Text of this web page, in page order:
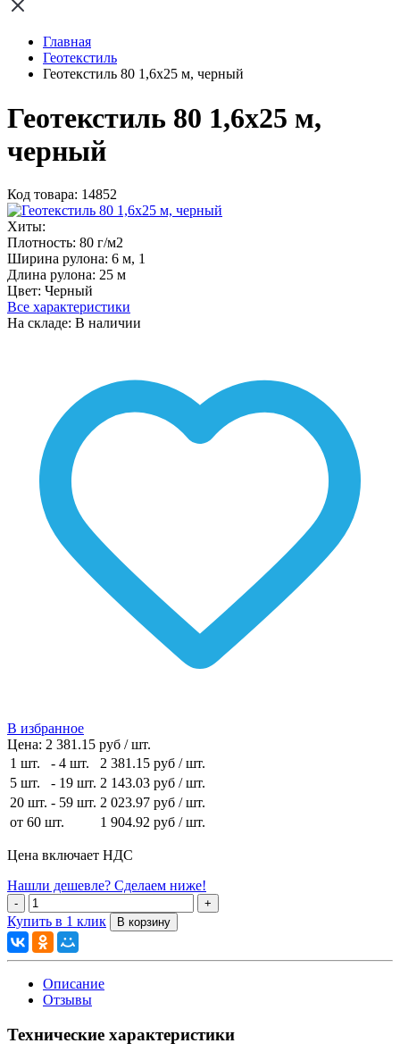
Главная
Геотекстиль
Геотекстиль 80 1,6х25 м, черный
Геотекстиль 80 1,6х25 м,
черный
Код товара: 14852
Хиты:
Плотность: 80 г/м2
Ширина рулона: 6 м, 1
Длина рулона: 25 м
Цвет: Черный
Все характеристики
На складе: В наличии
В избранное
Цена: 2 381.15 руб / шт.
1 шт.
- 4 шт. 2 381.15 руб / шт.
5 шт.
- 19 шт. 2 143.03 руб / шт.
20 шт. - 59 шт. 2 023.97 руб / шт.
от 60 шт.
1 904.92 руб / шт.
Цена включает НДС
Нашли дешевле? Сделаем ниже!
Купить в 1 клик
Описание
Отзывы
Технические характеристики